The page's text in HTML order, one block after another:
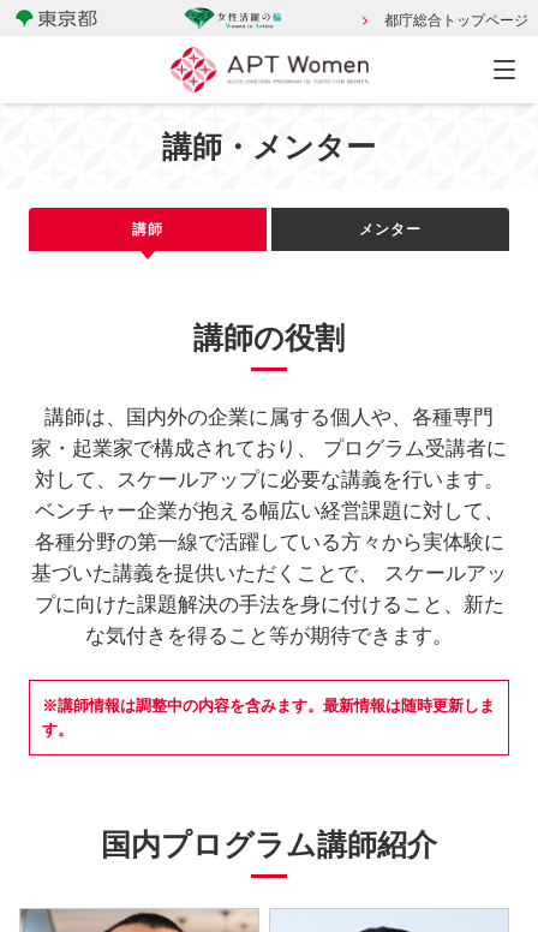
都庁総合トップページ
講師・メンター
講師 メンター
講師の役割
講師は、国内外の企業に属する個人や、各種専門
家・起業家で構成されており、
プログラム受講者に
対して、スケールアップに必要な講義を行います。
ベンチャー企業が抱える幅広い経営課題に対して、
各種分野の第一線で活躍している方々から実体験に
基づいた講義を提供いただくことで、
スケールアッ
プに向けた課題解決の手法を身に付けること、新た
な気付きを得ること等が期待できます。
※講師情報は調整中の内容を含みます。最新情報は随時更新しま
す。
国内プログラム講師紹介